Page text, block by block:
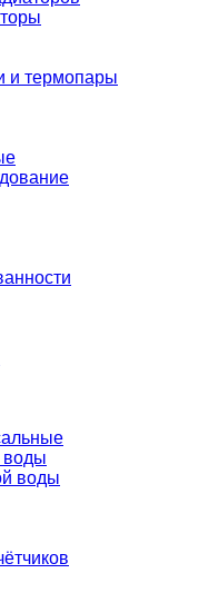
и термопары
воды
воды